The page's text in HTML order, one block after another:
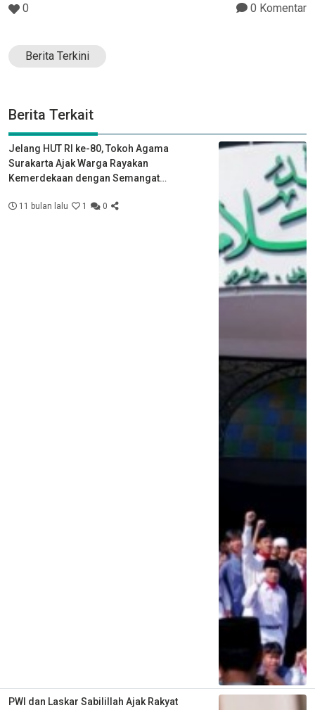
0 0 Komentar
Berita Terkini
Berita Terkait
Jelang HUT RI ke-80, Tokoh Agama
Surakarta Ajak Warga Rayakan
Kemerdekaan dengan Semangat
11 bulan lalu 1 0
PWI dan Laskar Sabilillah Ajak Rakyat